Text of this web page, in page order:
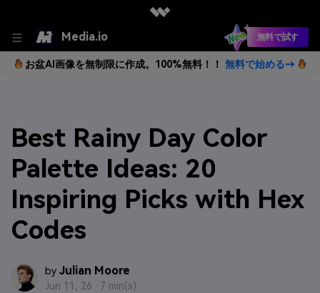
Media.io 無料で試す
お盆AI画像を無制限に作成。100%無料！！ 無料で始める→
Best Rainy Day Color
Palette Ideas: 20
Inspiring Picks with Hex
Codes
by Julian Moore
Jun 11, 26 · 7 min(s)